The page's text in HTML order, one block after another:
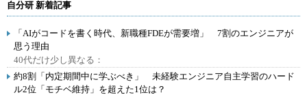
自分研 新着記事
「AIがコードを書く時代、新職種FDEが需要増」 7割のエンジニアが
思う理由
40代だけ少し異なる：
約8割「内定期間中に学ぶべき」 未経験エンジニア自主学習のハード
ル2位「モチベ維持」を超えた1位は？